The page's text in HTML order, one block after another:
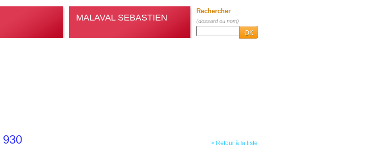
MALAVAL SEBASTIEN
Rechercher
(dossard ou nom)
OK
930 > Retour à la liste